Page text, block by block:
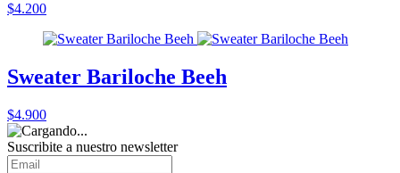
$4.200
Sweater Bariloche Beeh
$4.900
Suscribite a nuestro newsletter